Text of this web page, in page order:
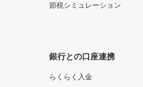
節税シミュレーション
銀行との口座連携
らくらく入金